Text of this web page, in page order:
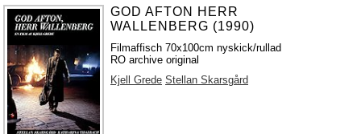
GOD AFTON HERR
WALLENBERG (1990)
Filmaffisch 70x100cm nyskick/rullad
RO archive original
Kjell Grede Stellan Skarsgård